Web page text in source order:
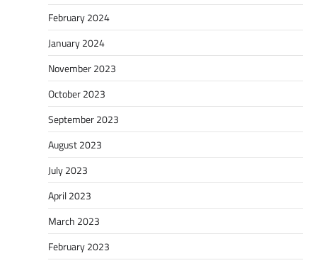
February 2024
January 2024
November 2023
October 2023
September 2023
August 2023
July 2023
April 2023
March 2023
February 2023